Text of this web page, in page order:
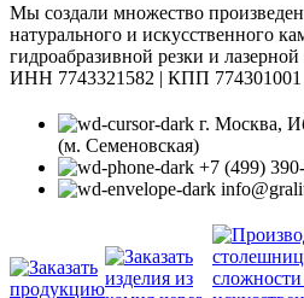
Мы создали множество
натурального и искусственного
гидроабразивной резки и
ИНН 7743321582 | КПП 774301001
г. Москва,
(м. Семеновская)
+7 (499)